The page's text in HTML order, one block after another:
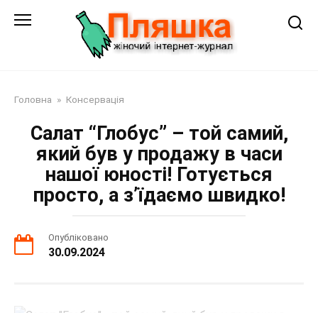
Головна » Консервація
Салат “Глобус” – той самий,
який був у продажу в часи
нашої юності! Готується
просто, а з’їдаємо швидко!
Опубліковано
30.09.2024